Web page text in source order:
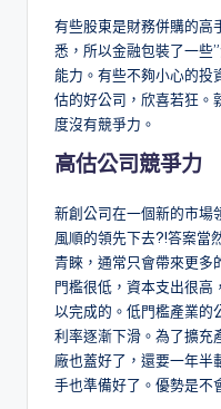
有些股東是財務併購的高
悉，所以金融包裝了一些
能力。有些不夠小心的投
估的好公司，欣喜若狂。
度沒有競爭力。
高估公司競爭力
新創公司在一個新的市場
風順的領先下去?!答案當
青睞，通常只會帶來更多
門檻很低，資本支出很高
以完成的。低門檻產業的
利率逐漸下滑。為了擴充
廠也蓋好了，還要一年半
手也準備好了。優勢是不